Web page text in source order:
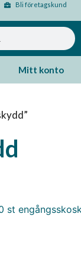
Bli företagskund
Mitt konto